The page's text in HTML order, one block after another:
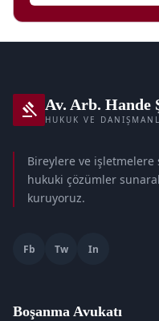
gavel Av. Arb. Hande
HUKUK VE
Bireylere ve işletmelere
hukuki çözümler
kuruyoruz.
Fb Tw In
Boşanma Avukatı